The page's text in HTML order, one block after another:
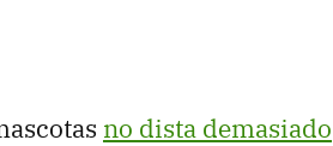
no dista demasiado